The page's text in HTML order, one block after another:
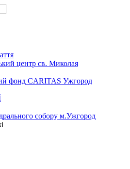
центр св. Миколая
фонд CARITAS Ужгород
собору м.Ужгород